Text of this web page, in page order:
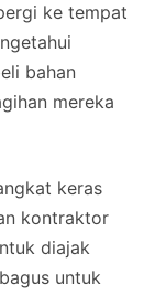
ke tempat
bahan
mereka
keras
kontraktor
diajak
untuk